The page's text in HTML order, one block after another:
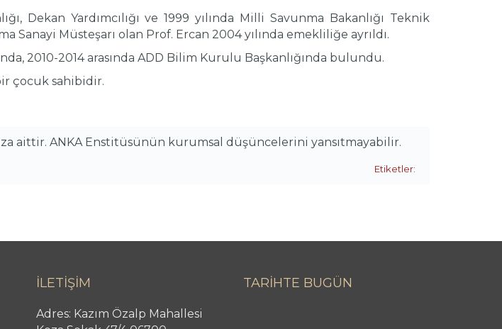
Dekan Yardımcılığı ve 1999 yılında Milli Savunma Bakanlığı Teknik
Sanayi Müsteşarı olan Prof. Ercan 2004 yılında emekliliğe ayrıldı.
2010-2014 arasında ADD Bilim Kurulu Başkanlığında bulundu.
çocuk sahibidir.
aittir. ANKA Enstitüsünün kurumsal düşüncelerini yansıtmayabilir.
Etiketler:
İLETİŞİM
Adres: Kazım Özalp Mahallesi
TARİHTE BUGÜN